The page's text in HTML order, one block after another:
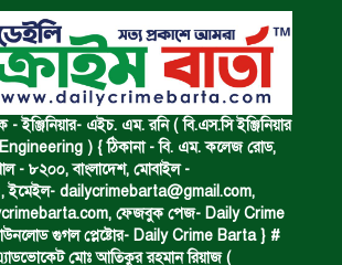
রোহিঙ্গা উদ্ধার।
ডুবে এক ছাত্রের মৃত্যু।
মরদেহ উদ্ধার।
ইঞ্জিনিয়ার- এইচ. এম. রনি ( বি.এস.সি ইঞ্জিনিয়ার
) { ঠিকানা - বি. এম. কলেজ রোড,
- ৮২০০, বাংলাদেশ, মোবাইল -
ইমেইল- dailycrimebarta@gmail.com,
ফেজবুক পেজ- Daily Crime
গুগল প্লেষ্টোর- Daily Crime Barta } #
মোঃ আতিকুর রহমান রিয়াজ (